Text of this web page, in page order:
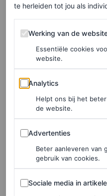
te herleiden tot jou als
Werking van de website
Werking van de
Essentiële cookies
website.
Analytics
Analytics
Helpt ons bij het
de website.
Advertenties
Advertenties
Beter aanleveren van
gebruik van cookies.
Sociale media in artikelen
Sociale media in